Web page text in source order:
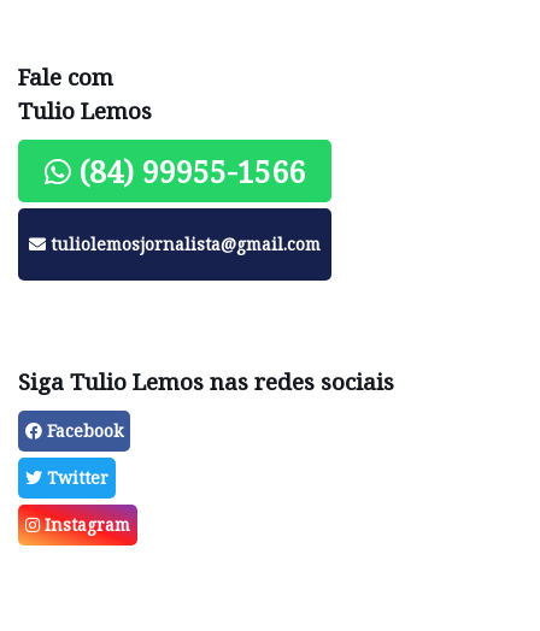
Fale com
Tulio Lemos
(84) 99955-1566
tuliolemosjornalista@gmail.com
Siga Tulio Lemos nas redes sociais
Facebook
Twitter
Instagram